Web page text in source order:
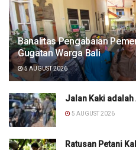
Banalitas Pengabaian
Gugatan Warga Bali
5 AUGUST 2026
Jalan Kaki
5 AUGUST 2026
Ratusan Petani